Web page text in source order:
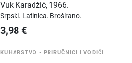
Vuk Karadžić, 1966.
Srpski. Latinica. Broširano.
3,98 €
KUHARSTVO • PRIRUČNICI I VODIČI